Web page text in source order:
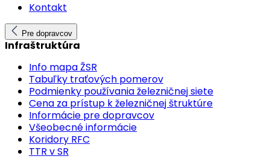
Kontakt
Pre dopravcov
Infraštruktúra
Info mapa ŽSR
Tabuľky traťových pomerov
Podmienky používania železničnej siete
Cena za prístup k železničnej štruktúre
Informácie pre dopravcov
Všeobecné informácie
Koridory RFC
TTR v SR